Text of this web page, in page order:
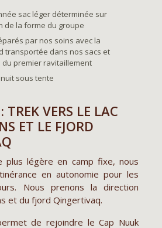
sac léger déterminée sur
de la forme du groupe
par nos soins avec la
transportée dans nos sacs et
premier ravitaillement
nuit sous tente
TREK VERS LE LAC
ET LE FJORD
plus légère en camp fixe, nous
en autonomie pour les
Nous prenons la direction
et du fjord Qingertivaq.
de rejoindre le Cap Nuuk